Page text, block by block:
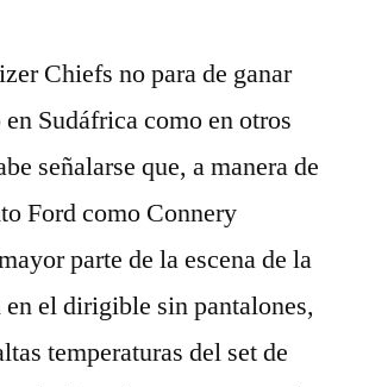
Chiefs no para de ganar
Sudáfrica como en otros
señalarse que, a manera de
Ford como Connery
parte de la escena de la
el dirigible sin pantalones,
temperaturas del set de